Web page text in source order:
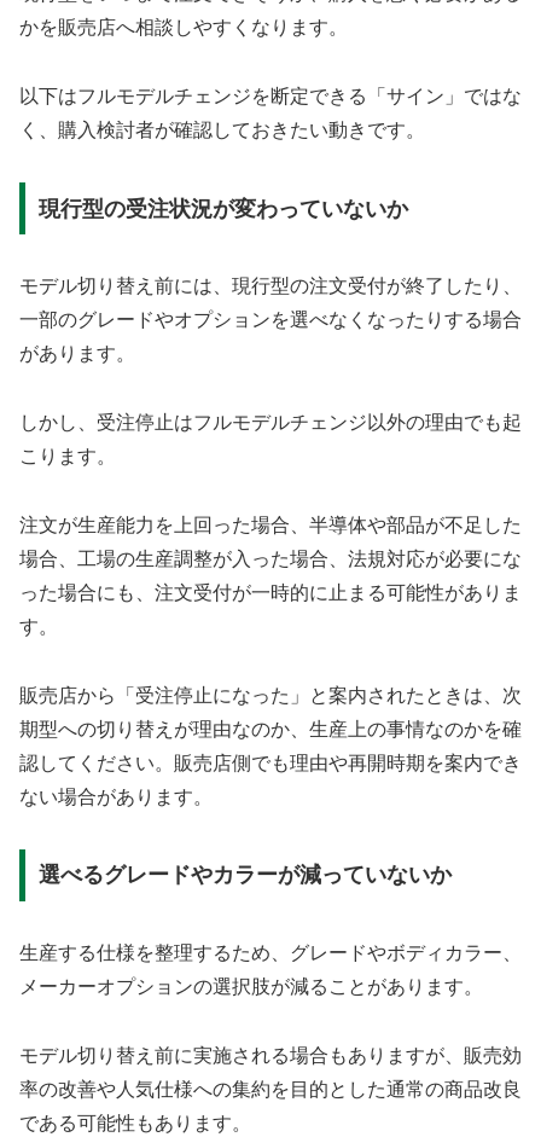
かを販売店へ相談しやすくなります。
以下はフルモデルチェンジを断定できる「サイン」ではな
く、購入検討者が確認しておきたい動きです。
現行型の受注状況が変わっていないか
モデル切り替え前には、現行型の注文受付が終了したり、
一部のグレードやオプションを選べなくなったりする場合
があります。
しかし、受注停止はフルモデルチェンジ以外の理由でも起
こります。
注文が生産能力を上回った場合、半導体や部品が不足した
場合、工場の生産調整が入った場合、法規対応が必要にな
った場合にも、注文受付が一時的に止まる可能性がありま
す。
販売店から「受注停止になった」と案内されたときは、次
期型への切り替えが理由なのか、生産上の事情なのかを確
認してください。販売店側でも理由や再開時期を案内でき
ない場合があります。
選べるグレードやカラーが減っていないか
生産する仕様を整理するため、グレードやボディカラー、
メーカーオプションの選択肢が減ることがあります。
モデル切り替え前に実施される場合もありますが、販売効
率の改善や人気仕様への集約を目的とした通常の商品改良
である可能性もあります。